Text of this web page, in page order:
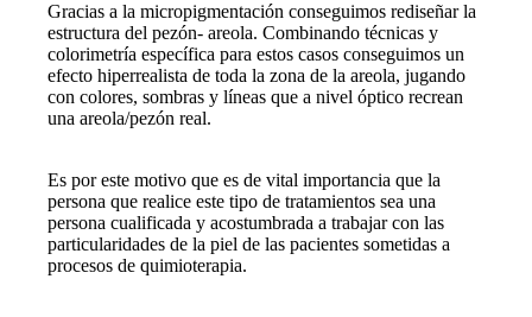
Gracias a la micropigmentación conseguimos rediseñar la
estructura del pezón- areola. Combinando técnicas y
colorimetría específica para estos casos conseguimos un
efecto hiperrealista de toda la zona de la areola, jugando
con colores, sombras y líneas que a nivel óptico recrean
una areola/pezón real.
Es por este motivo que es de vital importancia que la
persona que realice este tipo de tratamientos sea una
persona cualificada y acostumbrada a trabajar con las
particularidades de la piel de las pacientes sometidas a
procesos de quimioterapia.